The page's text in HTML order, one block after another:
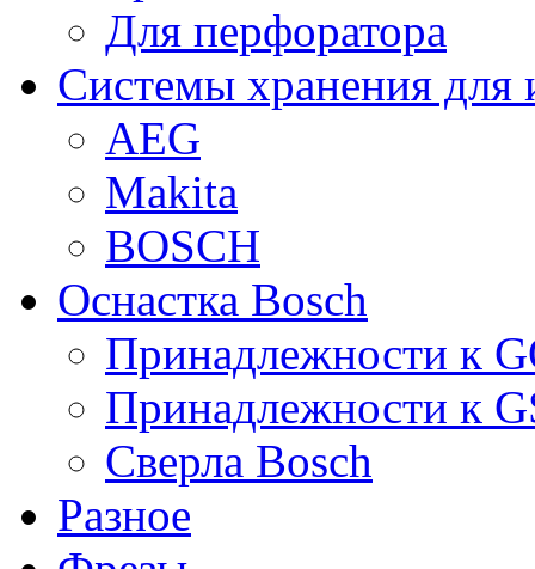
Для перфоратора
Системы хранения для
AEG
Makita
BOSCH
Оснастка Bosch
Принадлежности к
Принадлежности к
Сверла Bosch
Разное